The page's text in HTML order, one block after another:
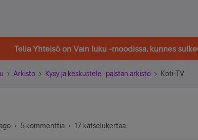
Telia Yhteisö on Vain luku -moodissa, kunnes
Arkisto Kysy ja keskustele -palstan arkisto Koti-TV
5 kommenttia 17 katselukertaa